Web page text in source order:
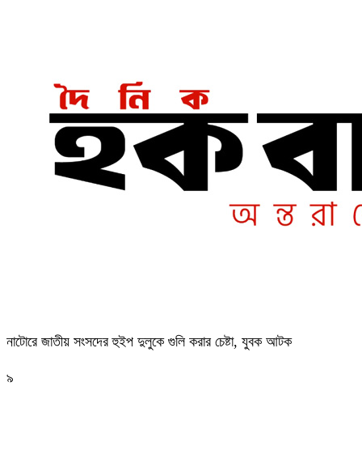
নাটোরে জাতীয় সংসদের হুইপ দুলুকে গুলি করার চেষ্টা, যুবক আটক
৯